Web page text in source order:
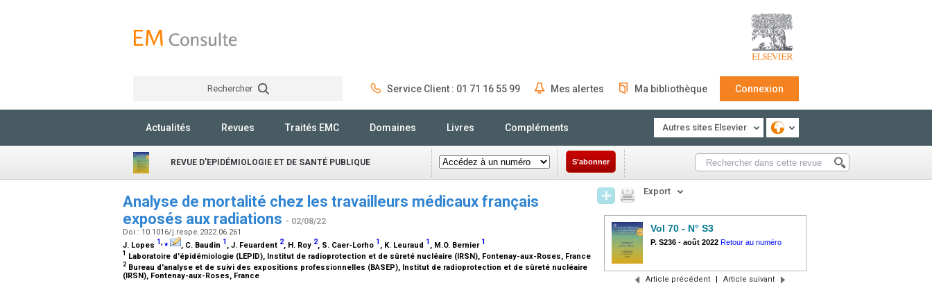
Rechercher Service Client : 01 71 16 55 99 Mes alertes Ma bibliothèque Connexion
Actualités Revues Traités EMC Domaines Livres Compléments Autres sites Elsevier
REVUE D'EPIDÉMIOLOGIE ET DE SANTÉ PUBLIQUE S'abonner
Analyse de mortalité chez les travailleurs médicaux français
exposés aux radiations - 02/08/22
Doi : 10.1016/j.respe.2022.06.261
J. Lopes 1,⁎ , C. Baudin 1 , J. Feuardent 2, H. Roy 2, S. Caer-Lorho 1 , K. Leuraud 1 , M.O. Bernier 1
1 Laboratoire d'épidémiologie (LEPID), Institut de radioprotection et de sûreté nucléaire (IRSN), Fontenay-aux-Roses, France
2 Bureau d'analyse et de suivi des expositions professionnelles (BASEP), Institut de radioprotection et de sûreté nucléaire
(IRSN), Fontenay-aux-Roses, France
Export
Vol 70 - N° S3
P. S236 - août 2022 Retour au numéro
Article précédent | Article suivant